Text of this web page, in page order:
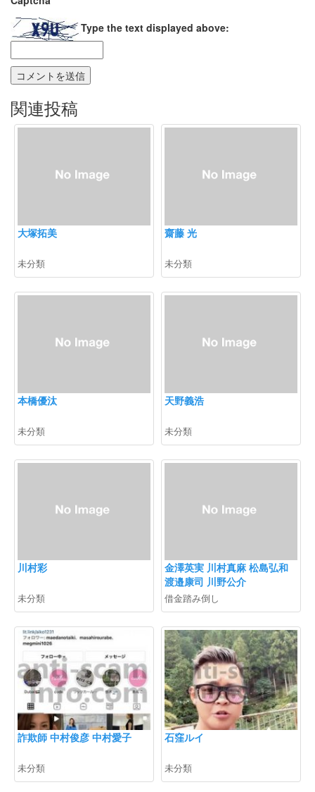
Type the text displayed above:
関連投稿
大塚拓美
未分類
齋藤 光
未分類
本橋優汰
未分類
天野義浩
未分類
川村彩
未分類
金澤英実 川村真麻 松島弘和
渡邉康司 川野公介
借金踏み倒し
詐欺師 中村俊彦 中村愛子
未分類
石窪ルイ
未分類